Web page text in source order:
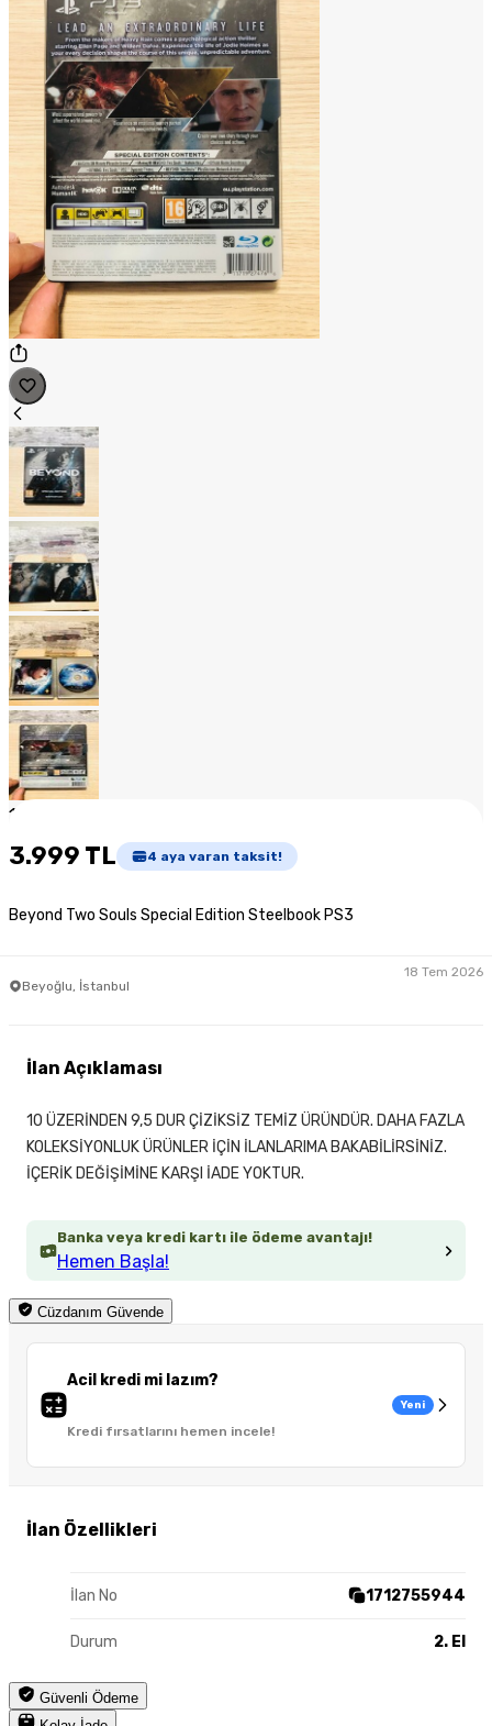
1
3.999 TL 4 aya varan taksit!
Beyond Two Souls Special Edition Steelbook PS3
Beyoğlu, İstanbul
18 Tem 2026
Banka veya kredi kartı ile ödeme avantajı!
Hemen Başla!
Cüzdanım Güvende
Acil kredi mi lazım?
Kredi fırsatlarını hemen incele!
Yeni
İlan Özellikleri
İlan No 1712755944
Durum 2. El
Güvenli Ödeme
İlan Açıklaması
10 ÜZERİNDEN 9,5 DUR ÇİZİKSİZ TEMİZ ÜRÜNDÜR. DAHA FAZLA
KOLEKSİYONLUK ÜRÜNLER İÇİN İLANLARIMA BAKABİLİRSİNİZ.
İÇERİK DEĞİŞİMİNE KARŞI İADE YOKTUR.